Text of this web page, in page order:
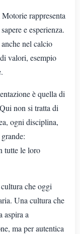
rappresenta
e esperienza.
nel calcio
valori, esempio
è quella di
non si tratta di
ogni disciplina,
tutte le loro
che oggi
Una cultura che
aspira a
ma per autentica